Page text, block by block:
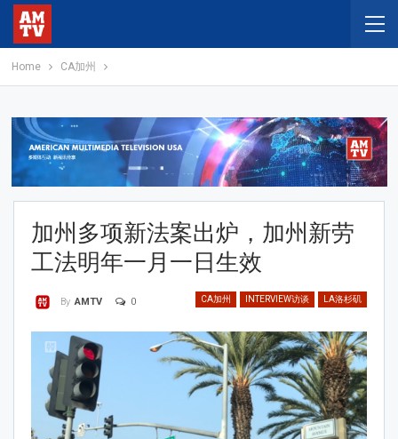
Home CA加州
加州多项新法案出炉，加州新劳
工法明年一月一日生效
CA加州 INTERVIEW访谈 LA洛杉矶
By AMTV 0